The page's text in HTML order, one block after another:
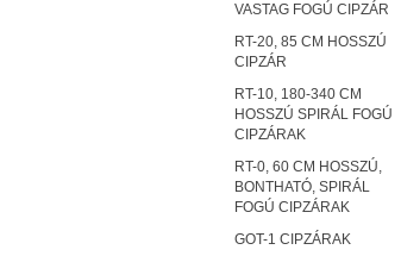
VASTAG FOGÚ CIPZÁR
RT-20, 85 CM HOSSZÚ
CIPZÁR
RT-10, 180-340 CM
HOSSZÚ SPIRÁL FOGÚ
CIPZÁRAK
RT-0, 60 CM HOSSZÚ,
BONTHATÓ, SPIRÁL
FOGÚ CIPZÁRAK
GOT-1 CIPZÁRAK